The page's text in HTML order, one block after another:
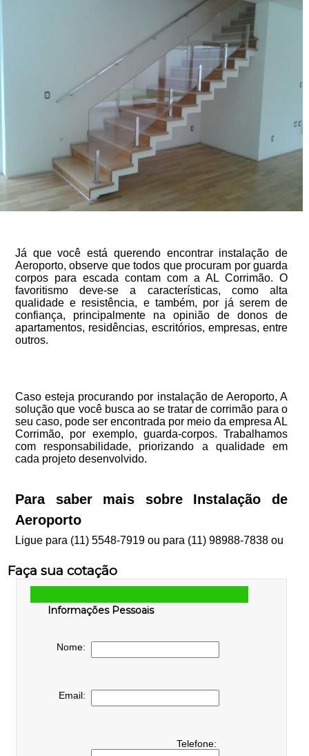
Já que você está querendo encontrar instalação de
Aeroporto, observe que todos que procuram por guarda
corpos para escada contam com a AL Corrimão. O
favoritismo deve-se a características, como alta
qualidade e resistência, e também, por já serem de
confiança, principalmente na opinião de donos de
apartamentos, residências, escritórios, empresas, entre
outros.
Caso esteja procurando por instalação de Aeroporto, A
solução que você busca ao se tratar de corrimão para o
seu caso, pode ser encontrada por meio da empresa AL
Corrimão, por exemplo, guarda-corpos. Trabalhamos
com responsabilidade, priorizando a qualidade em
cada projeto desenvolvido.
Para saber mais sobre Instalação de
Aeroporto
Ligue para (11) 5548-7919ou para (11) 98988-7838ou
Faça sua cotação
Informações Pessoais
Nome:
Email:
Telefone: